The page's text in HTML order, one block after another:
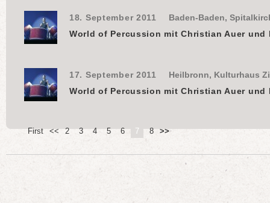
18. September 2011
Baden-Baden,
World of Percussion mit Christian Auer und
17. September 2011
Heilbronn, Kulturhaus
World of Percussion mit Christian Auer und
First << 2 3 4 5 6 7 8 >>